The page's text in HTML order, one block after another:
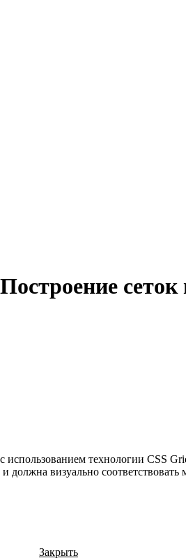
технологии CSS
должна визуально
Закрыть